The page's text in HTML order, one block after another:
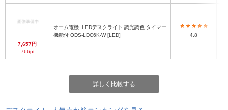
7,657円
766pt
オーム電機
機能付 ODS-LDC6K-W [LED]
4.8
詳しく比較する